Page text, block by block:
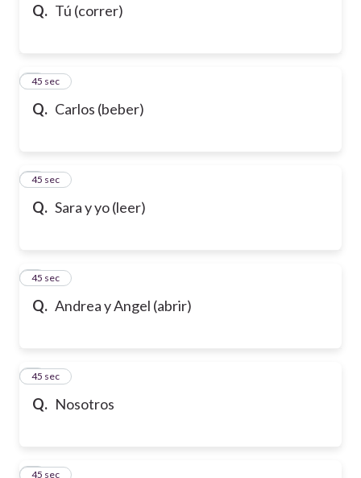
Q. Tú (correr)
Q. Carlos (beber)
3
45 sec
Q. Sara y yo (leer)
4
45 sec
Q. Andrea y Angel (abrir)
5
45 sec
Q. Nosotros
6
45 sec
7
45 sec